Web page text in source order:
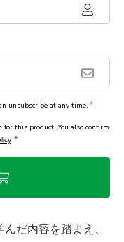
unsubscribe at any time. *
this product. You also confirm
*
だ内容を踏まえ、